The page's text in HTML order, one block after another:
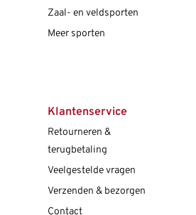
Zaal- en veldsporten
Meer sporten
Klantenservice
Retourneren &
terugbetaling
Veelgestelde vragen
Verzenden & bezorgen
Contact